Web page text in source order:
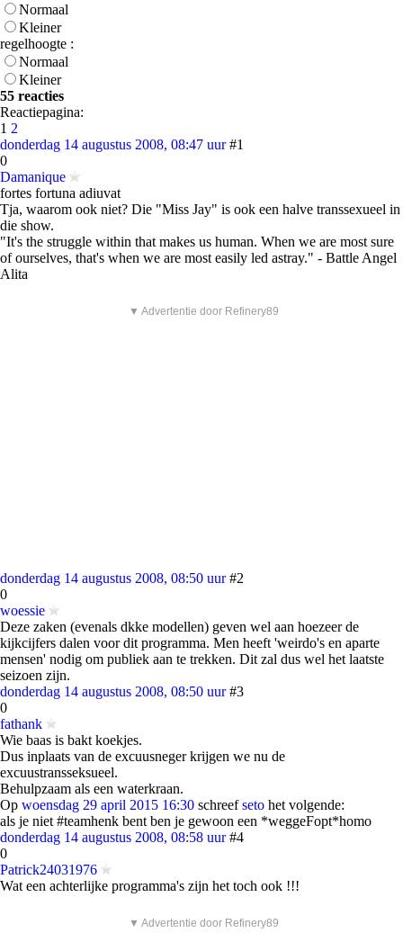
Normaal
Kleiner
regelhoogte :
Normaal
Kleiner
55 reacties
Reactiepagina:
1 2
donderdag 14 augustus 2008, 08:47 uur #1
0
Damanique
fortes fortuna adiuvat
Tja, waarom ook niet? Die "Miss Jay" is ook een halve transsexueel in
die show.
"It's the struggle within that makes us human. When we are most sure
of ourselves, that's when we are most easily led astray." - Battle Angel
Alita
▼ Advertentie door Refinery89
donderdag 14 augustus 2008, 08:50 uur #2
0
woessie
Deze zaken (evenals dkke modellen) geven wel aan hoezeer de
kijkcijfers dalen voor dit programma. Men heeft 'weirdo's en aparte
mensen' nodig om publiek aan te trekken. Dit zal dus wel het laatste
seizoen zijn.
donderdag 14 augustus 2008, 08:50 uur #3
0
fathank
Wie baas is bakt koekjes.
Dus inplaats van de excuusneger krijgen we nu de
excuustransseksueel.
Behulpzaam als een waterkraan.
Op woensdag 29 april 2015 16:30 schreefseto het volgende:
als je niet #teamhenk bent ben je gewoon een *weggeFopt*homo
donderdag 14 augustus 2008, 08:58 uur #4
0
Patrick24031976
Wat een achterlijke programma's zijn het toch ook !!!
▼ Advertentie door Refinery89